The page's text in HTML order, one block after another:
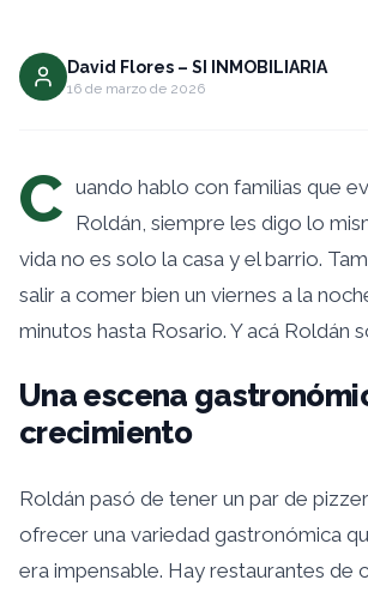
David Flores – SI INMOBILIARIA
16 de marzo de 2026
C uando hablo con familias que
Roldán, siempre les digo lo
vida no es solo la casa y el barrio.
salir a comer bien un viernes a la
minutos hasta Rosario. Y acá Roldán
Una escena
crecimiento
Roldán pasó de tener un par de
ofrecer una variedad gastronómica
era impensable. Hay restaurantes de